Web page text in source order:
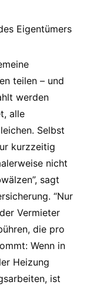
Eigentümers
teilen – und
werden
alle
Selbst
kurzzeitig
nicht
sagt
“Nur
Vermieter
die pro
Wenn in
Heizung
ist